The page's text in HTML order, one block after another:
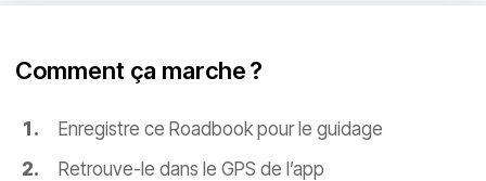
Comment ça marche ?
Enregistre ce Roadbook pour le guidage
Retrouve-le dans le GPS de l’app